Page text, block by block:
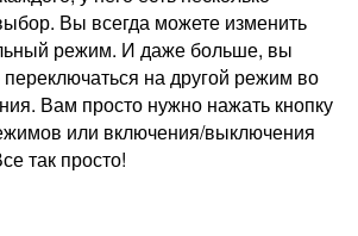
Вы всегда можете изменить
режим. И даже больше, вы
переключаться на другой режим во
Вам просто нужно нажать кнопку
или включения/выключения
так просто!